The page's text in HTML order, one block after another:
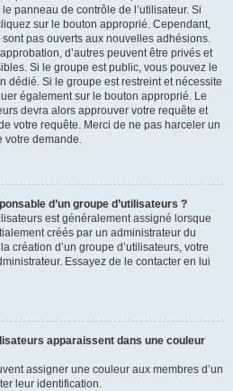
panneau de contrôle de l’utilisateur. Si
sur le bouton approprié. Cependant,
pas ouverts aux nouvelles adhésions.
d’autres peuvent être privés et
Si le groupe est public, vous pouvez le
dédié. Si le groupe est restreint et nécessite
également sur le bouton approprié. Le
devra alors approuver votre requête et
votre requête. Merci de ne pas harceler un
votre demande.
d’un groupe d’utilisateurs ?
est généralement assigné lorsque
créés par un administrateur du
création d’un groupe d’utilisateurs, votre
Essayez de le contacter en lui
apparaissent dans une couleur
assigner une couleur aux membres d’un
leur identification.